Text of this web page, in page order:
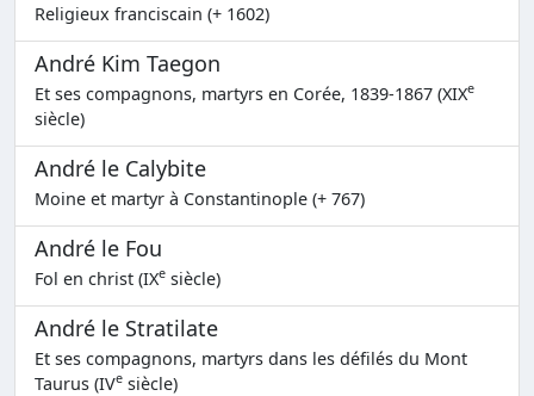
Religieux franciscain (+ 1602)
André Kim Taegon
Et ses compagnons, martyrs en Corée, 1839-1867 (XIXe
siècle)
André le Calybite
Moine et martyr à Constantinople (+ 767)
André le Fou
Fol en christ (IXe siècle)
André le Stratilate
Et ses compagnons, martyrs dans les défilés du Mont
Taurus (IVe siècle)